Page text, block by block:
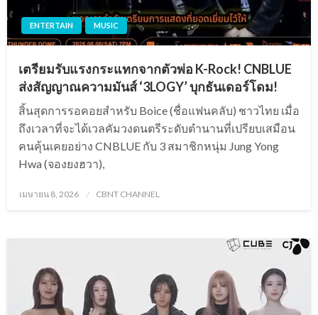
ENTERTAIN MUSIC
เตรียมรับแรงกระแทกจากตัวพ่อ K-Rock! CNBLUE
ส่งสัญญาณความมันส์ ‘3LOGY’ บุกธันเดอร์โดม!
สิ้นสุดการรอคอยสำหรับ Boice (ชื่อแฟนคลับ) ชาวไทย เมื่อ
ถึงเวลาที่จะได้เวลคัมวงดนตรีระดับตำนานที่เปรียบเสมือน
คนคุ้นเคยอย่าง CNBLUE กับ 3 สมาชิกหนุ่ม Jung Yong
Hwa (จองยงฮวา),
Posted
เมษายน 8, 2026 CBNT CHANNEL